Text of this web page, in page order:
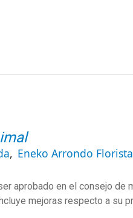
Eneko Arrondo
aprobado en el consejo de
mejoras respecto a su